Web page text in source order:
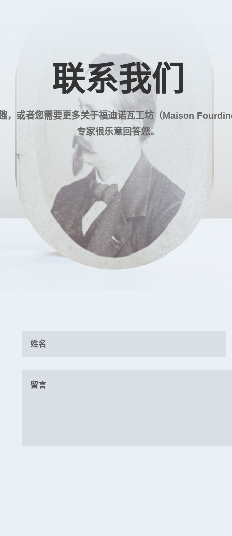
联系我们
，或者您需要更多关于福迪诺瓦工坊（Maison
专家很乐意回答您。